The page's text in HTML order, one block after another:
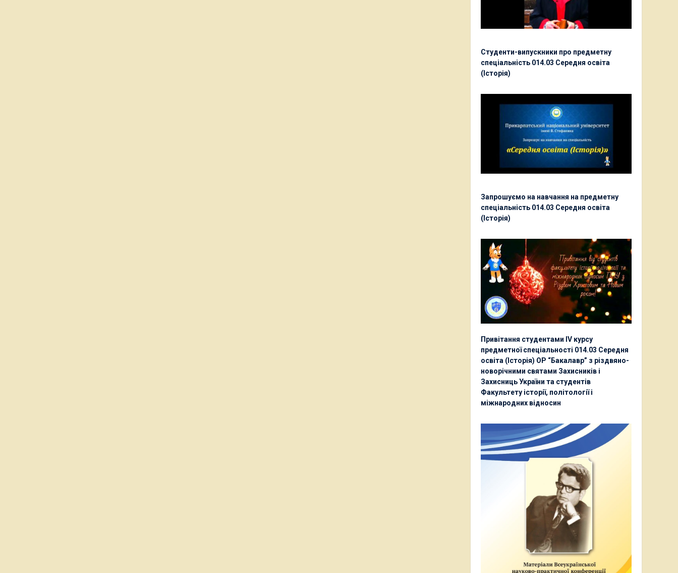
Студенти-випускники про предметну
спеціальність 014.03 Середня освіта
(Історія)
Запрошуємо на навчання на предметну
спеціальність 014.03 Середня освіта
(Історія)
Привітання студентами ІV курсу
предметної спеціальності 014.03 Середня
освіта (Історія) ОР “Бакалавр” з різдвяно-
новорічними святами Захисників і
Захисниць України та студентів
Факультету історії, політології і
міжнародних відносин